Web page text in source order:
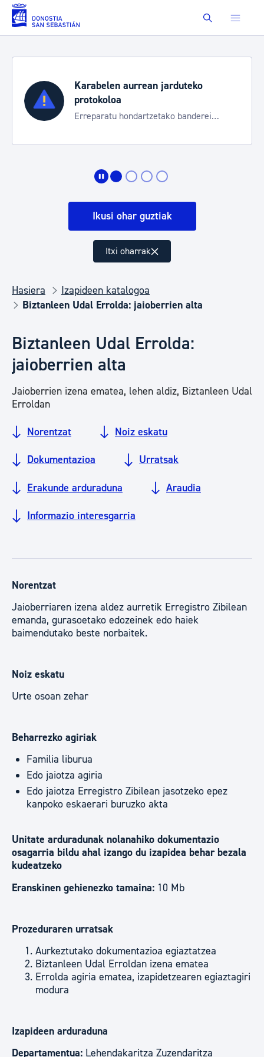
Eduki nagusira joan Buscar
Karabelen aurrean jarduteko
protokoloa
Erreparatu hondartzetako banderei
Ikusi ohar guztiak
Itxi oharrak
Hasiera
Izapideen katalogoa
Biztanleen Udal Errolda: jaioberrien alta
Biztanleen Udal Errolda:
jaioberrien alta
Jaioberrien izena ematea, lehen aldiz, Biztanleen Udal
Erroldan
Norentzat Noiz eskatu
Dokumentazioa Urratsak
Erakunde arduraduna Araudia
Informazio interesgarria
Norentzat
Jaioberriaren izena aldez aurretik Erregistro Zibilean
emanda, gurasoetako edozeinek edo haiek
baimendutako beste norbaitek.
Noiz eskatu
Urte osoan zehar
Beharrezko agiriak
Familia liburua
Edo jaiotza agiria
Edo jaiotza Erregistro Zibilean jasotzeko epez
kanpoko eskaerari buruzko akta
Unitate arduradunak nolanahiko dokumentazio
osagarria bildu ahal izango du izapidea behar bezala
kudeatzeko
Eranskinen gehienezko tamaina: 10 Mb
Prozeduraren urratsak
Aurkeztutako dokumentazioa egiaztatzea
Biztanleen Udal Erroldan izena ematea
Errolda agiria ematea, izapidetzearen egiaztagiri
modura
Izapideen arduraduna
Departamentua: Lehendakaritza Zuzendaritza